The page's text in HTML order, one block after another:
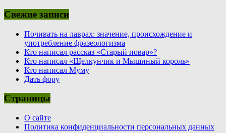
Свежие записи
Почивать на лаврах: значение, происхождение и
употребление фразеологизма
Кто написал рассказ «Старый повар»?
Кто написал «Щелкунчик и Мышиный король»
Кто написал Муму
Дать фору
Страницы
О сайте
Политика конфиденциальности персональных данных